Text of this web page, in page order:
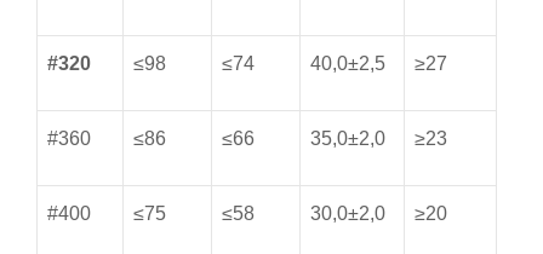
#320 ≤98 ≤74 40,0±2,5 ≥27
#360 ≤86 ≤66 35,0±2,0 ≥23
#400 ≤75 ≤58 30,0±2,0 ≥20